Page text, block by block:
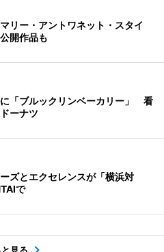
リー・アントワネット・スタイ
開作品も
「ブルックリンベーカリー」 看
ーナツ
ズとエクセレンスが「横浜対
で